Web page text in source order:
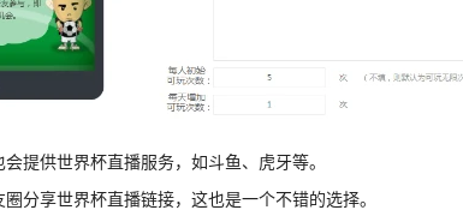
提供世界杯直播服务，如斗鱼、虎牙等。
分享世界杯直播链接，这也是一个不错的选择。